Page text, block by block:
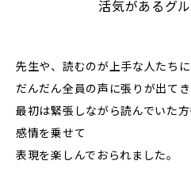
活気があるグ
先生や、読むのが上手な人たち
だんだん全員の声に張りが出てき
最初は緊張しながら読んでいた
感情を乗せて
表現を楽しんでおられました。